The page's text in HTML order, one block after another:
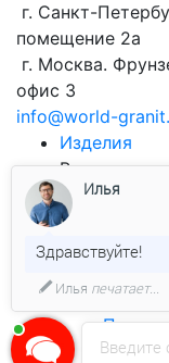
г. Санкт-
помещение 2а
г. Москва.
офис 3
info@world-
Изделия
Виды
Ступени
Введите
Илья
Здравствуйте!
Илья печатает...